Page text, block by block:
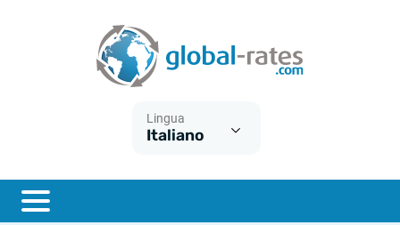
Lingua
Italiano
ESTER
Cos'è l'inflazione CPI?
Cos'è l'inflazione HICP?
Inflazione Italia
Tassi storici Euribor
Tassi storici di SONIA
Calcolatore dell’inflazione